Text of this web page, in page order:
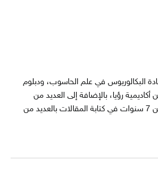
البكالوريوس في علم الحاسوب، ودبلوم
رؤيا، بالإضافة إلى العديد من
الدورات الإعلامية، خبرة أكثر من 7 سنوات في كتابة المقالات بالعديد من